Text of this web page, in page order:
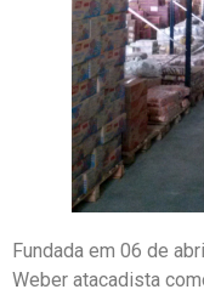
Fundada em 06 de
Weber atacadista